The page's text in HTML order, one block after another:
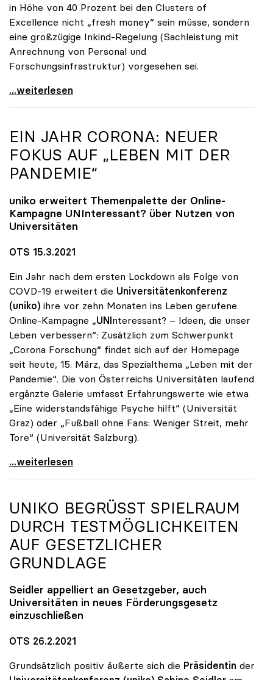
in Höhe von 40 Prozent bei den Clusters of
Excellence nicht „fresh money“ sein müsse, sondern
eine großzügige Inkind-Regelung (Sachleistung mit
Anrechnung von Personal und
Forschungsinfrastruktur) vorgesehen sei.
Seidler zur Exzellenzinitiative: Erfolg hängt von
...weiterlesen
EIN JAHR CORONA: NEUER
FOKUS AUF „LEBEN MIT DER
PANDEMIE“
uniko erweitert Themenpalette der Online-
Kampagne UNInteressant? über Nutzen von
Universitäten
OTS 15.3.2021
Ein Jahr nach dem ersten Lockdown als Folge von
COVD-19 erweitert die Universitätenkonferenz
(uniko) ihre vor zehn Monaten ins Leben gerufene
Online-Kampagne „UNInteressant? – Ideen, die unser
Leben verbessern“: Zusätzlich zum Schwerpunkt
„Corona Forschung“ findet sich auf der Homepage
seit heute, 15. März, das Spezialthema „Leben mit der
Pandemie“. Die von Österreichs Universitäten laufend
ergänzte Galerie umfasst Erfahrungswerte wie etwa
„Eine widerstandsfähige Psyche hilft“ (Universität
Graz) oder „Fußball ohne Fans: Weniger Streit, mehr
Tore“ (Universität Salzburg).
Ein Jahr Corona: Neuer Fokus auf „Leben mit der
...weiterlesen
UNIKO BEGRÜSST SPIELRAUM D
URCH TESTMÖGLICHKEITEN A
UF GESETZLICHER G
RUNDLAGE
Seidler appelliert an Gesetzgeber, auch
Universitäten in neues Förderungsgesetz
einzuschließen
OTS 26.2.2021
Grundsätzlich positiv äußerte sich die Präsidentin der